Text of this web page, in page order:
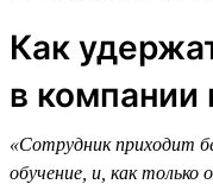
Как
в компании
«Сотрудник приходит
обучение, и, как